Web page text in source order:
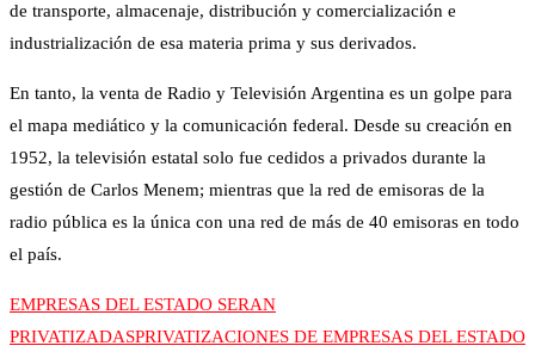
de transporte, almacenaje, distribución y comercialización e
industrialización de esa materia prima y sus derivados.
En tanto, la venta de Radio y Televisión Argentina es un golpe para
el mapa mediático y la comunicación federal. Desde su creación en
1952, la televisión estatal solo fue cedidos a privados durante la
gestión de Carlos Menem; mientras que la red de emisoras de la
radio pública es la única con una red de más de 40 emisoras en todo
el país.
EMPRESAS DEL ESTADO SERAN
PRIVATIZADASPRIVATIZACIONES DE EMPRESAS DEL ESTADO